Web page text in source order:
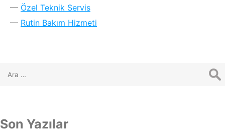
Özel Teknik Servis
Rutin Bakım Hizmeti
Son Yazılar